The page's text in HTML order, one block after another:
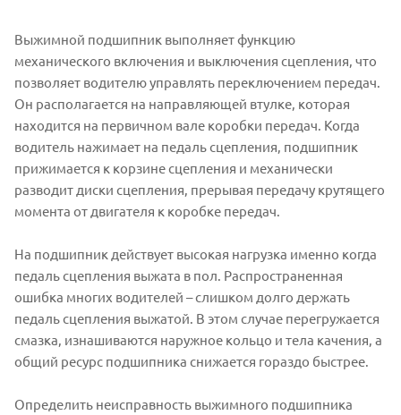
Выжимной подшипник выполняет функцию
механического включения и выключения сцепления, что
позволяет водителю управлять переключением передач.
Он располагается на направляющей втулке, которая
находится на первичном вале коробки передач. Когда
водитель нажимает на педаль сцепления, подшипник
прижимается к корзине сцепления и механически
разводит диски сцепления, прерывая передачу крутящего
момента от двигателя к коробке передач.
На подшипник действует высокая нагрузка именно когда
педаль сцепления выжата в пол. Распространенная
ошибка многих водителей – слишком долго держать
педаль сцепления выжатой. В этом случае перегружается
смазка, изнашиваются наружное кольцо и тела качения, а
общий ресурс подшипника снижается гораздо быстрее.
Определить неисправность выжимного подшипника